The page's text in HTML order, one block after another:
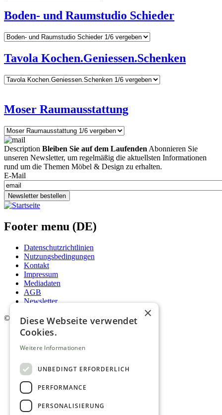
Boden- und Raumstudio Schieder
Tavola Kochen.Geniessen.Schenken
Moser Raumausstattung
Description Bleiben Sie auf dem Laufenden Abonnieren Sie
unseren Newsletter, um regelmäßig die aktuellsten Informationen
rund um die Themen Möbel & Design zu erhalten.
E-Mail
Newsletter bestellen
Footer menu (DE)
Datenschutzrichtlinien
Nutzungsbedingungen
Kontakt
Impressum
Mediadaten
AGB
Newsletter
© 2026. Alle Rechte vorbehalten. ×
Diese Webseite verwendet
Cookies.
Weitere Informationen
UNBEDINGT ERFORDERLICH
PERFORMANCE
PERSONALISIERUNG